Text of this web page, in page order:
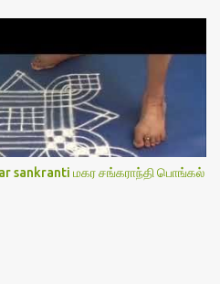
poojai
and thiruvilakku pooja
in tamil. i.e Archanai slokam
the pooja procedures.Hope
all the sloka pictures from our
I have also typed the Shodasha
& English. If u want to use
ask our permission.Thanks for
sankranti மகர சங்கராந்தி பொங்கல்